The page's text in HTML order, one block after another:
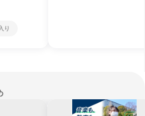
県、奈良県、和
山県、広島県、
り